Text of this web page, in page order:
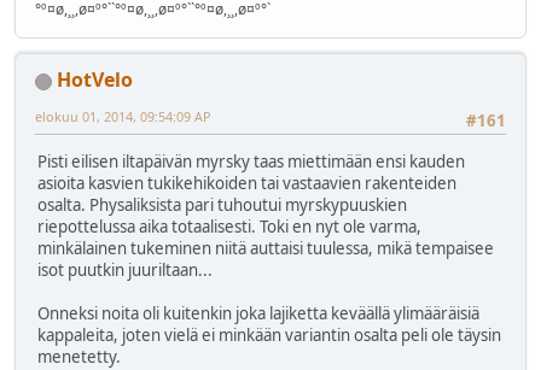
°º¤ø,¸¸,ø¤º°``°º¤ø,¸¸,ø¤º°``°º¤ø,¸¸,ø¤º°`
HotVelo
#161
elokuu 01, 2014, 09:54:09 AP
Pisti eilisen iltapäivän myrsky taas miettimään ensi kauden
asioita kasvien tukikehikoiden tai vastaavien rakenteiden
osalta. Physaliksista pari tuhoutui myrskypuuskien
riepottelussa aika totaalisesti. Toki en nyt ole varma,
minkälainen tukeminen niitä auttaisi tuulessa, mikä tempaisee
isot puutkin juuriltaan...
Onneksi noita oli kuitenkin joka lajiketta keväällä ylimääräisiä
kappaleita, joten vielä ei minkään variantin osalta peli ole täysin
menetetty.